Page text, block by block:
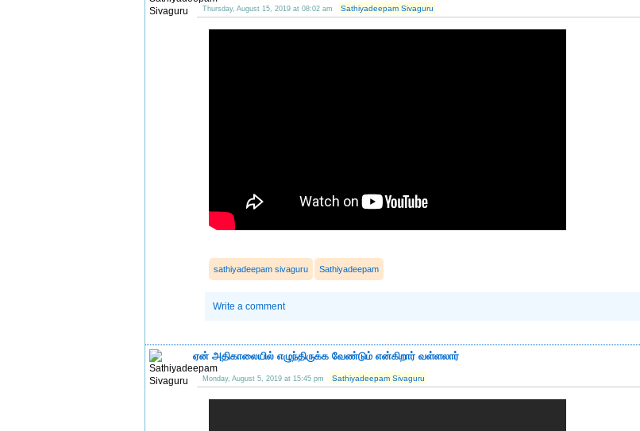
Thursday, August 15, 2019 at 08:02 am Sathiyadeepam Sivaguru
sathiyadeepam sivaguru Sathiyadeepam
Write a comment
ஏன் அதிகாலையில் எழுந்திருக்க வேண்டும் என்கிறார் வள்ளலார்
Monday, August 5, 2019 at 15:45 pm Sathiyadeepam Sivaguru